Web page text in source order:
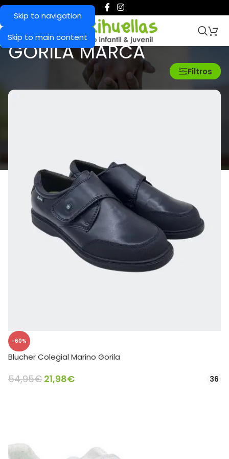
Skip to navigation
Skip to main content
GORILA MARCA
Gorila Marca Filtros
-60%
Blucher Colegial Marino Gorila
54,95€ 21,98€ 36